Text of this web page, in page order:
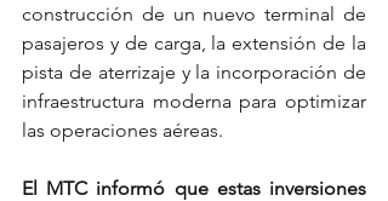
construcción de un nuevo terminal de
pasajeros y de carga, la extensión de la
pista de aterrizaje y la incorporación de
infraestructura moderna para optimizar
las operaciones aéreas.
El MTC informó que estas inversiones